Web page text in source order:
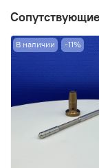
В наличии -11%